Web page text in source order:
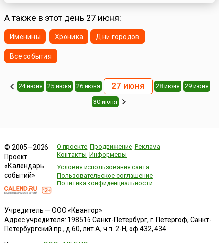
А также в этот день 27 июня:
Именины Хроника Дни городов
Все события
24 июня 25 июня 26 июня 27 июня 28 июня 29 июня
30 июня
© 2005—2026
Проект
«Календарь
событий»
О проекте Продвижение Реклама
Контакты Информеры
Условия использования сайта
Пользовательское соглашение
Политика конфиденциальности
Учредитель — ООО «Квантор»
Адрес учредителя: 198516 Санкт-Петербург, г. Петергоф, Санкт-
Петербургский пр., д.60, лит.А, ч.п. 2-Н, оф.432, 434